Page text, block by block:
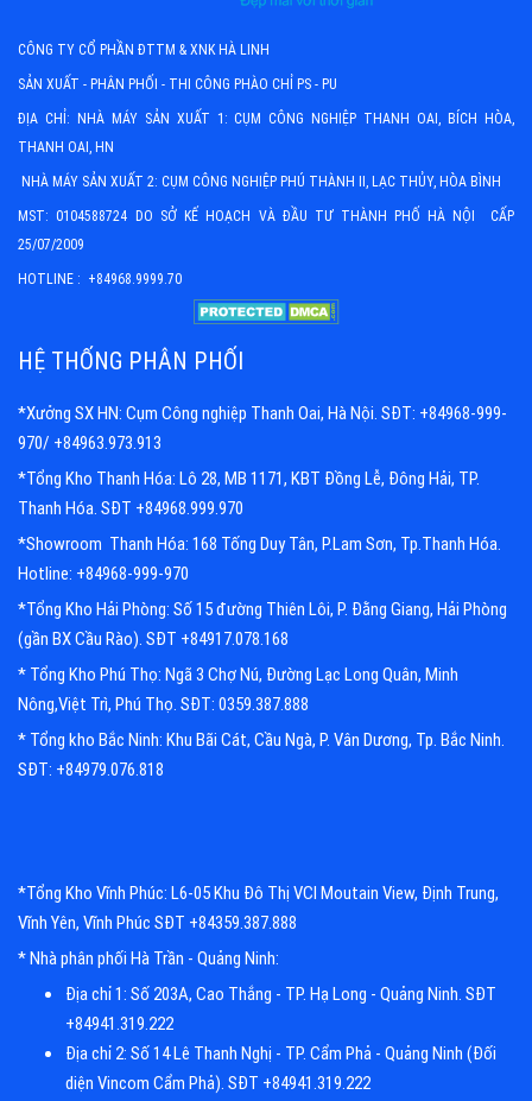
CÔNG TY CỔ PHẦN ĐTTM & XNK HÀ LINH
SẢN XUẤT - PHÂN PHỐI - THI CÔNG PHÀO CHỈ PS - PU
ĐỊA CHỈ: NHÀ MÁY SẢN XUẤT 1: CỤM CÔNG NGHIỆP THANH OAI, BÍCH HÒA,
THANH OAI, HN
NHÀ MÁY SẢN XUẤT 2: CỤM CÔNG NGHIỆP PHÚ THÀNH II, LẠC THỦY, HÒA BÌNH
MST: 0104588724 DO SỞ KẾ HOẠCH VÀ ĐẦU TƯ THÀNH PHỐ HÀ NỘI CẤP
25/07/2009
HOTLINE : +84968.9999.70
HỆ THỐNG PHÂN PHỐI
*Xưởng SX HN: Cụm Công nghiệp Thanh Oai, Hà Nội. SĐT: +84968-999-
970/ +84963.973.913
*Tổng Kho Thanh Hóa: Lô 28, MB 1171, KBT Đồng Lễ, Đông Hải, TP.
Thanh Hóa. SĐT +84968.999.970
*Showroom Thanh Hóa: 168 Tống Duy Tân, P.Lam Sơn, Tp.Thanh Hóa.
Hotline: +84968-999-970
*Tổng Kho Hải Phòng: Số 15 đường Thiên Lôi, P. Đằng Giang, Hải Phòng
(gần BX Cầu Rào). SĐT +84917.078.168
* Tổng Kho Phú Thọ: Ngã 3 Chợ Nú, Đường Lạc Long Quân, Minh
Nông,Việt Trì, Phú Thọ. SĐT: 0359.387.888
* Tổng kho Bắc Ninh: Khu Bãi Cát, Cầu Ngà, P. Vân Dương, Tp. Bắc Ninh.
SĐT: +84979.076.818
*Tổng Kho Vĩnh Phúc: L6-05 Khu Đô Thị VCI Moutain View, Định Trung,
Vĩnh Yên, Vĩnh Phúc SĐT +84359.387.888
* Nhà phân phối Hà Trần - Quảng Ninh:
Địa chỉ 1: Số 203A, Cao Thắng - TP. Hạ Long - Quảng Ninh. SĐT
+84941.319.222
Địa chỉ 2: Số 14 Lê Thanh Nghị - TP. Cẩm Phả - Quảng Ninh (Đối
diện Vincom Cẩm Phả). SĐT +84941.319.222